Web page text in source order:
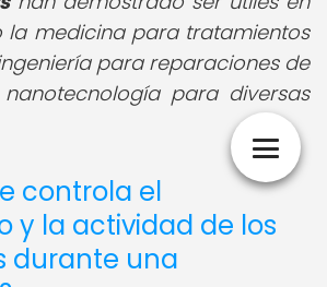
la medicina para tratamientos
para reparaciones de
para diversas
controla el
y la actividad de los
durante una